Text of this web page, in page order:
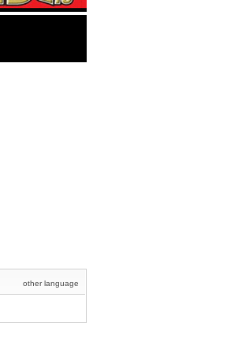
other language